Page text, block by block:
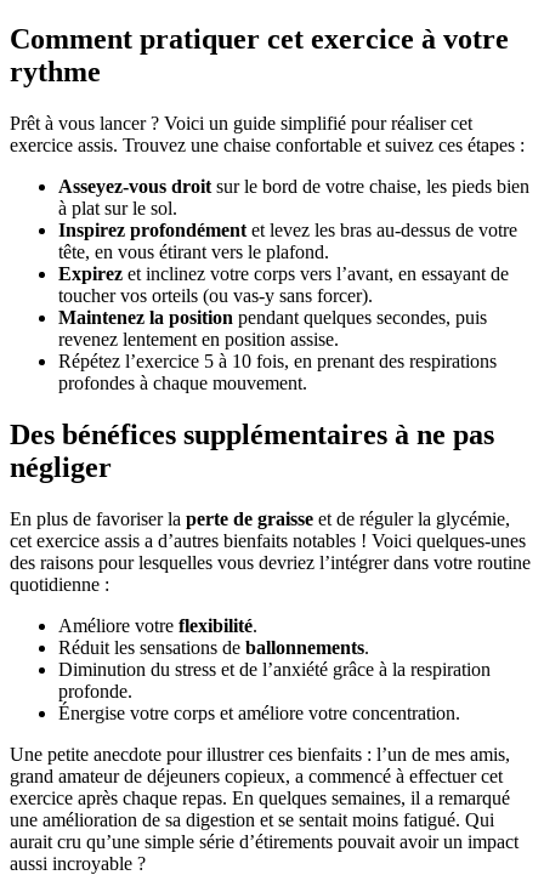
Comment pratiquer cet exercice à votre
rythme
Prêt à vous lancer ? Voici un guide simplifié pour réaliser cet
exercice assis. Trouvez une chaise confortable et suivez ces étapes :
Asseyez-vous droit sur le bord de votre chaise, les pieds bien
à plat sur le sol.
Inspirez profondément et levez les bras au-dessus de votre
tête, en vous étirant vers le plafond.
Expirez et inclinez votre corps vers l’avant, en essayant de
toucher vos orteils (ou vas-y sans forcer).
Maintenez la position pendant quelques secondes, puis
revenez lentement en position assise.
Répétez l’exercice 5 à 10 fois, en prenant des respirations
profondes à chaque mouvement.
Des bénéfices supplémentaires à ne pas
négliger
En plus de favoriser la perte de graisse et de réguler la glycémie,
cet exercice assis a d’autres bienfaits notables ! Voici quelques-unes
des raisons pour lesquelles vous devriez l’intégrer dans votre routine
quotidienne :
Améliore votre flexibilité.
Réduit les sensations de ballonnements.
Diminution du stress et de l’anxiété grâce à la respiration
profonde.
Énergise votre corps et améliore votre concentration.
Une petite anecdote pour illustrer ces bienfaits : l’un de mes amis,
grand amateur de déjeuners copieux, a commencé à effectuer cet
exercice après chaque repas. En quelques semaines, il a remarqué
une amélioration de sa digestion et se sentait moins fatigué. Qui
aurait cru qu’une simple série d’étirements pouvait avoir un impact
aussi incroyable ?